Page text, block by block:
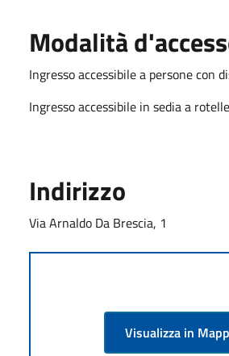
Modalità
Ingresso accessibile a persone con
Ingresso accessibile in sedia a rotelle
Indirizzo
Via Arnaldo Da Brescia, 1
Visualizza in